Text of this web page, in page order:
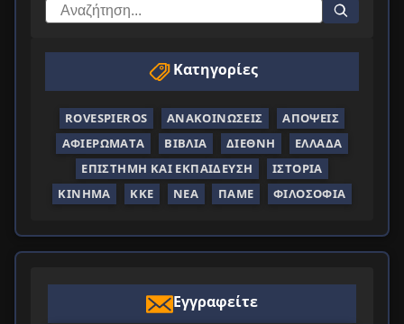
Κατηγορίες
ROVESPIEROS ΑΝΑΚΟΙΝΏΣΕΙΣ
ΑΠΌΨΕΙΣ
ΑΦΙΕΡΏΜΑΤΑ
ΒΙΒΛΊΑ ΔΙΕΘΝΉ
ΕΛΛΆΔΑ
ΕΠΙΣΤΉΜΗ ΚΑΙ ΕΚΠΑΊΔΕΥΣΗ
ΙΣΤΟΡΊΑ
ΚΊΝΗΜΑ
ΚΚΕ ΝΈΑ ΠΑΜΕ ΦΙΛΟΣΟΦΊΑ
Εγγραφείτε